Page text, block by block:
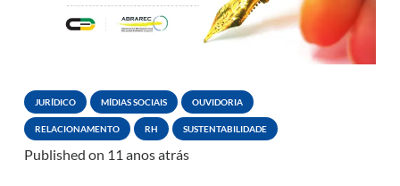
JURÍDICO MÍDIAS SOCIAIS OUVIDORIA
RELACIONAMENTO RH SUSTENTABILIDADE
Published on 11 anos atrás